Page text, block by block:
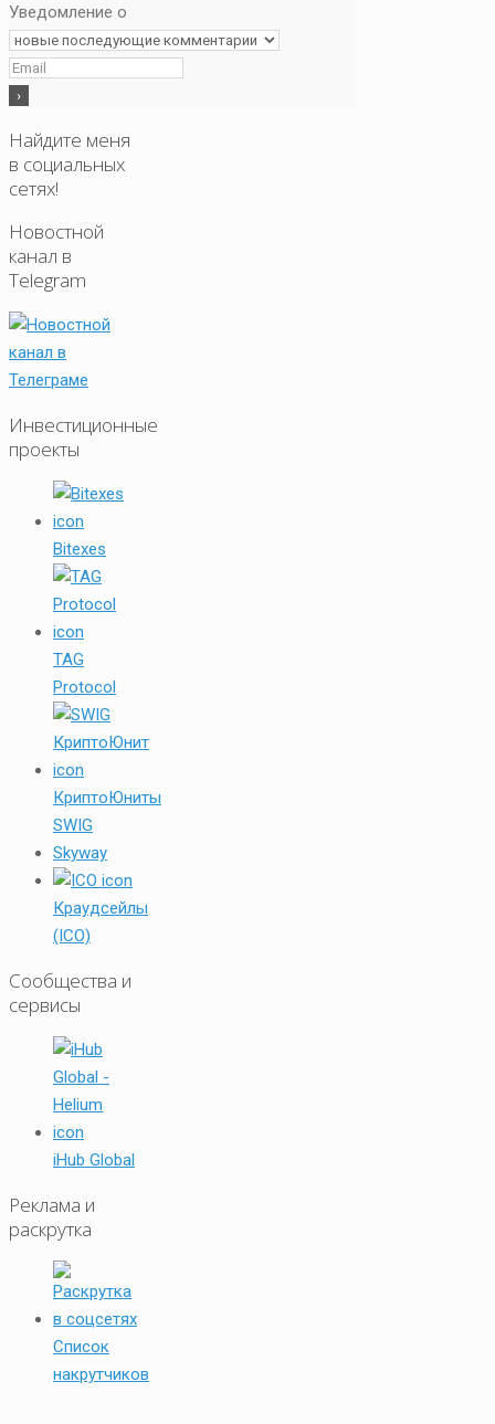
Уведомление о
Найдите меня
в социальных
сетях!
Новостной
канал в
Telegram
Инвестиционные
проекты
Bitexes
TAG
Protocol
КриптоЮниты
SWIG
Skyway
Краудсейлы
(ICO)
Сообщества и
сервисы
iHub Global
Реклама и
раскрутка
Список
накрутчиков